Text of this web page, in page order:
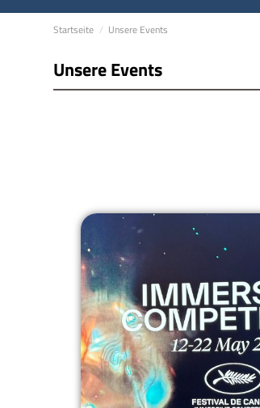
Startseite Unsere Events
Unsere Events